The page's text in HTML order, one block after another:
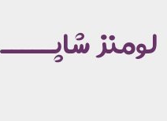
حساب کاربری من
لومنز شاپـــــ